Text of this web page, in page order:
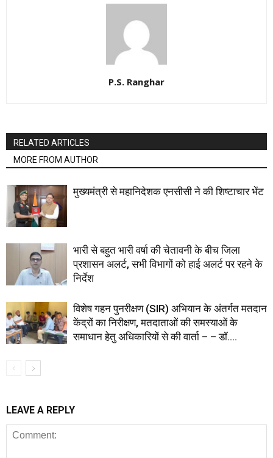
P.S. Ranghar
RELATED ARTICLES
MORE FROM AUTHOR
मुख्यमंत्री से महानिदेशक एनसीसी ने की शिष्टाचार भेंट
भारी से बहुत भारी वर्षा की चेतावनी के बीच जिला
प्रशासन अलर्ट, सभी विभागों को हाई अलर्ट पर रहने के
निर्देश
विशेष गहन पुनरीक्षण (SIR) अभियान के अंतर्गत मतदान
केंद्रों का निरीक्षण, मतदाताओं की समस्याओं के
समाधान हेतु अधिकारियों से की वार्ता – – डॉ....
LEAVE A REPLY